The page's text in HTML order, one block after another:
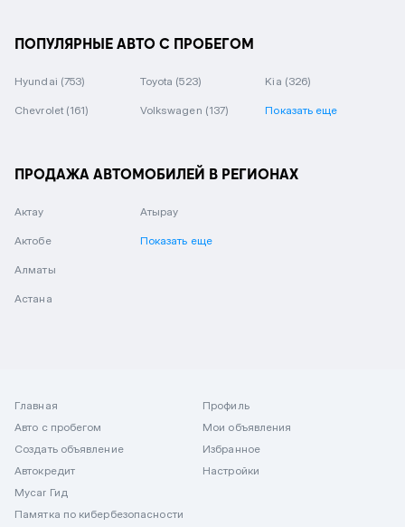
ПОПУЛЯРНЫЕ АВТО С ПРОБЕГОМ
Hyundai (753) Toyota (523) Kia (326)
Chevrolet (161) Volkswagen (137) Показать еще
ПРОДАЖА АВТОМОБИЛЕЙ В РЕГИОНАХ
Актау
Актобе
Алматы
Астана
Атырау
Показать еще
Главная
Авто с пробегом
Создать объявление
Автокредит
Mycar Гид
Памятка по кибербезопасности
Профиль
Мои объявления
Избранное
Настройки